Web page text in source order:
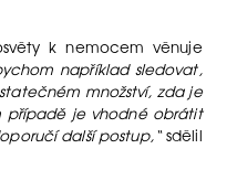
k nemocem věnuje
například sledovat,
množství, zda je
je vhodné obrátit
další postup,“sdělil